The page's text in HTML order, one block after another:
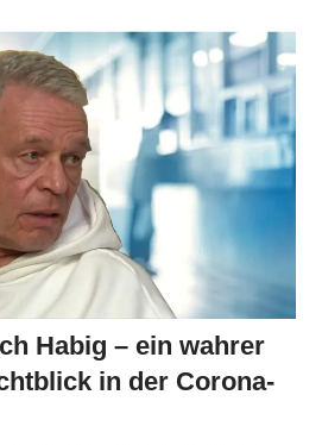
Habig – ein wahrer
in der Corona-